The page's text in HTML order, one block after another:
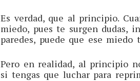
Es verdad, que al principio.
miedo, pues te surgen dudas,
paredes, puede que ese miedo
Pero en realidad, al principio
si tengas que luchar para